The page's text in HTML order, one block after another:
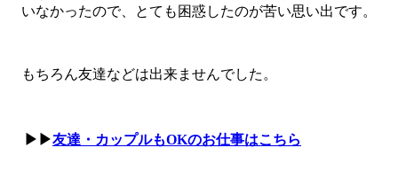
いなかったので、とても困惑したのが苦い思い出です。
もちろん友達などは出来ませんでした。
▶▶友達・カップルもOKのお仕事はこちら